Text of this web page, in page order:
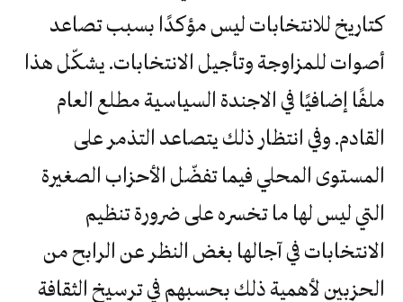
كتاريخ للانتخابات ليس مؤكدًا بسبب تصاعد
أصوات للمزاوجة وتأجيل الانتخابات. يشكّل هذا
ملفًا إضافيًا في الاجندة السياسية مطلع العام
القادم. وفي انتظار ذلك يتصاعد التذمر على
المستوى المحلي فيما تفضّل الأحزاب الصغيرة
التي ليس لها ما تخسره على ضرورة تنظيم
الانتخابات في آجالها بغض النظر عن الرابح من
الحزبين لأهمية ذلك بحسبهم في ترسيخ الثقافة